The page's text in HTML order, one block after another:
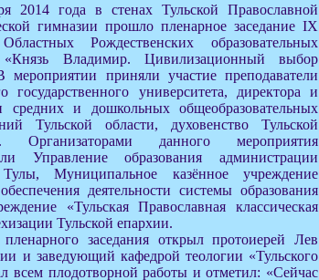
2014 года в стенах Тульской Православной
гимназии прошло пленарное заседание IX
Рождественских образовательных
Владимир. Цивилизационный выбор
мероприятии приняли участие преподаватели
государственного университета, директора и
средних и дошкольных общеобразовательных
Тульской области, духовенство Тульской
Организаторами данного мероприятия
Управление образования администрации
Муниципальное казённое учреждение
деятельности системы образования
«Тульская Православная классическая
Тульской епархии.
заседания открыл протоиерей Лев
и заведующий кафедрой теологии «Тульского
всем плодотворной работы и отметил: «Сейчас